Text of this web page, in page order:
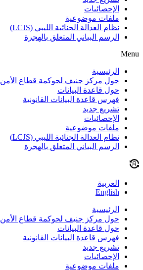
الإحصائيات
ملفات موضوعية
نظام العدالة الجنائية الليبي (LCJS)
الرسم البياني المتعلق بالهجرة
Menu
الرئيسية
حول مركز جنيف لحوكمة قطاع الأمن
حول قاعدة البيانات
فهرس قاعدة البيانات القانونية
تشريع جديد
الإحصائيات
ملفات موضوعية
نظام العدالة الجنائية الليبي (LCJS)
الرسم البياني المتعلق بالهجرة
العربية
English
الرئيسية
حول مركز جنيف لحوكمة قطاع الأمن
حول قاعدة البيانات
فهرس قاعدة البيانات القانونية
تشريع جديد
الإحصائيات
ملفات موضوعية